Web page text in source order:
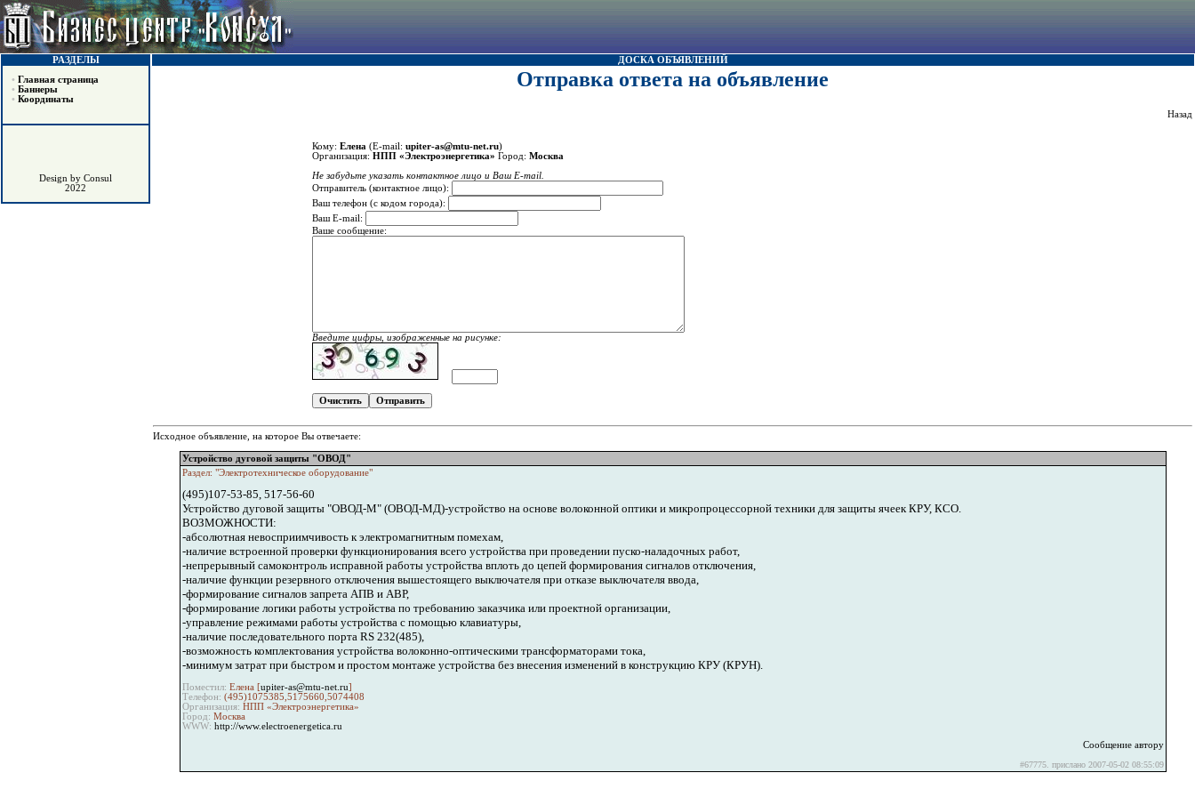
РАЗДЕЛЫ
• Главная страница
• Баннеры
• Координаты
Design by Consul
2022
ДОСКА ОБЪЯВЛЕНИЙ
Отправка ответа на объявление
Назад
Кому: Елена (E-mail: upiter-as@mtu-net.ru)
Организация: НПП «Электроэнергетика» Город: Москва
Не забудьте указать контактное лицо и Ваш E-mail.
Отправитель (контактное лицо):
Ваш телефон (с кодом города):
Ваш E-mail:
Ваше сообщение:
Введите цифры, изображенные на рисунке:
Исходное объявление, на которое Вы отвечаете:
Устройство дуговой защиты "ОВОД"
Раздел: "Электротехническое оборудование"
(495)107-53-85, 517-56-60
Устройство дуговой защиты "ОВОД-М" (ОВОД-МД)-устройство на основе волоконной оптики и микропроцессорной техники для защиты ячеек КРУ, КСО.
ВОЗМОЖНОСТИ:
-абсолютная невосприимчивость к электромагнитным помехам,
-наличие встроенной проверки функционирования всего устройства при проведении пуско-наладочных работ,
-непрерывный самоконтроль исправной работы устройства вплоть до цепей формирования сигналов отключения,
-наличие функции резервного отключения вышестоящего выключателя при отказе выключателя ввода,
-формирование сигналов запрета АПВ и АВР,
-формирование логики работы устройства по требованию заказчика или проектной организации,
-управление режимами работы устройства с помощью клавиатуры,
-наличие последовательного порта RS 232(485),
-возможность комплектования устройства волоконно-оптическими трансформаторами тока,
-минимум затрат при быстром и простом монтаже устройства без внесения изменений в конструкцию КРУ (КРУН).
Поместил: Елена [upiter-as@mtu-net.ru]
Телефон: (495)1075385,5175660,5074408
Организация: НПП «Электроэнергетика»
Город: Москва
WWW: http://www.electroenergetica.ru
Сообщение автору
#67775. прислано 2007-05-02 08:55:09